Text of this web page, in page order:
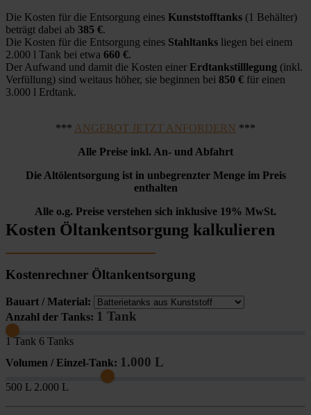
Die Kosten für die Entsorgung eines Kunststofftanks (1 Behälter)
beträgt dabei ab 385 €.
Die Kosten für die Entsorgung eines Stahltanks liegen bei einem
2.000 l Tank bei etwa 660 €.
Der Aufwand und damit die Kosten einer Erdtankstilllegung (inkl.
Verfüllung) sind weitaus höher, sie beginnen bei 850 € für einen
3.000 l Erdtank.
*** ANGEBOT JETZT ANFORDERN ***
Alle Preise inkl. An- und Abfahrt
Die Altölentsorgung ist in unbegrenzter Menge im Preis
enthalten
Alle o.g. Preise verstehen sich inklusive 19% MwSt.
Kosten Öltankentsorgung kalkulieren
Kostenrechner Öltankentsorgung
Bauart / Material:
Anzahl der Tanks: 1 Tank
1 Tank 6 Tanks
Volumen / Einzel-Tank: 1.000 L
500 L 2.000 L